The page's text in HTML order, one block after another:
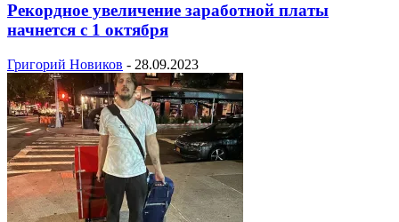
Рекордное увеличение заработной платы
начнется с 1 октября
Григорий Новиков - 28.09.2023